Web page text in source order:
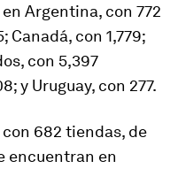
Argentina, con 772
Canadá, con 1,779;
con 5,397
y Uruguay, con 277.
682 tiendas, de
encuentran en